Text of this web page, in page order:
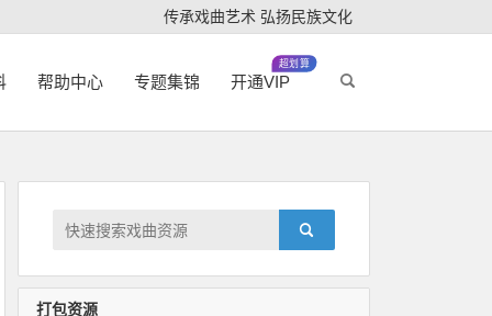
传承戏曲艺术 弘扬民族文化
帮助中心 专题集锦 开通VIP
超划算
打包资源